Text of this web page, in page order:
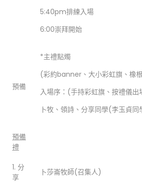
5:40pm排練入場
6:00崇拜開始
預備
*主禮點燭
(彩約banner、大小彩虹旗、橡
入場序：(手持彩虹旗、按禮儀出
卜牧、領詩、分享同學(李玉貞
預備
禮
1. 分
享
卜莎崙牧師(召集人)